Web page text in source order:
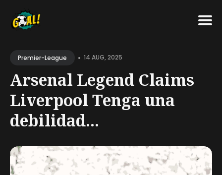
forPremier-League • 14 AUG, 2025
Arsenal Legend Claims
Liverpool Tenga una
debilidad...